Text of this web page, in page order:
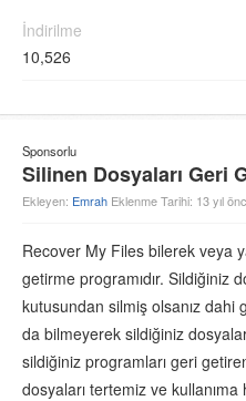
İndirilme
10,526
Sponsorlu
Silinen Dosyaları Geri
Ekleyen: Emrah Eklenme Tarihi: 13 yıl
Recover My Files bilerek veya
getirme programıdır. Sildiğiniz
kutusundan silmiş olsanız
da bilmeyerek sildiğiniz
sildiğiniz programları geri
dosyaları tertemiz ve kullanıma